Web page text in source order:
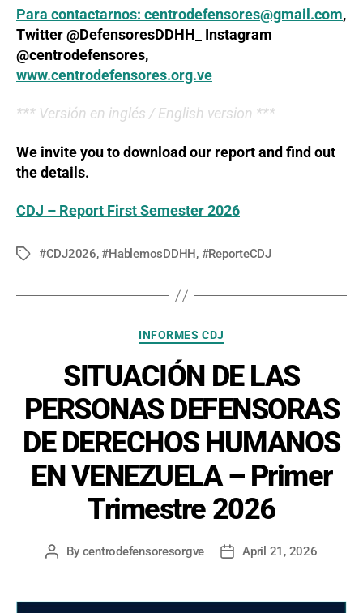
Para contactarnos: centrodefensores@gmail.com,
Twitter @DefensoresDDHH_ Instagram
@centrodefensores,
www.centrodefensores.org.ve
*** Versión en inglés / English version ***
We invite you to download our report and find out
the details.
CDJ – Report First Semester 2026
Tags#CDJ2026,#HablemosDDHH, #ReporteCDJ
Categories
INFORMES CDJ
SITUACIÓN DE LAS
PERSONAS DEFENSORAS
DE DERECHOS HUMANOS
EN VENEZUELA – Primer
Trimestre 2026
Post
By centrodefensoresorgve
PostApril 21, 2026